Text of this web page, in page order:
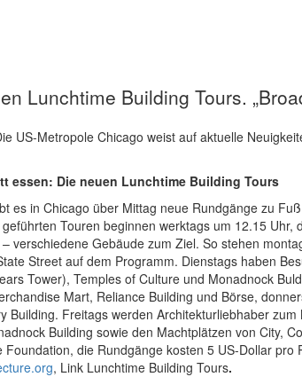
Lunchtime Building Tours.
US-Metropole Chicago weist auf aktuelle
essen: Die neuen Lunchtime Building Tours
es in Chicago über Mittag neue Rundgänge zu
Touren beginnen werktags um 12.15
verschiedene Gebäude zum Ziel. So stehen
Street auf dem Programm. Dienstags haben
Tower), Temples of Culture und Monadnock
Mart, Reliance Building und Börse,
Building. Freitags werden Architekturliebhaber
Building sowie den Machtplätzen von City,
Foundation, die Rundgänge kosten 5 US-Dollar
, Link Lunchtime Building Tours.